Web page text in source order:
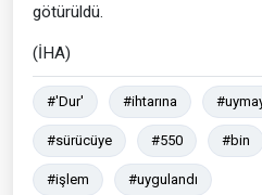
götürüldü.
(İHA)
#'Dur' #ihtarına
#sürücüye #550 #bin
#işlem #uygulandı